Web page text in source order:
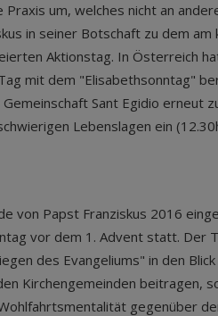
Praxis um, welches nicht an
in seiner Botschaft zu dem am
Aktionstag. In Österreich
mit dem "Elisabethsonntag"
Sant Egidio erneut
Lebenslagen ein
von Papst Franziskus 2016
vor dem 1. Advent statt. Der
des Evangeliums" in den
Kirchengemeinden beitragen,
gegenüber